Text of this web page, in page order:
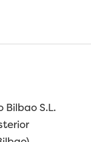
Bilbao S.L.